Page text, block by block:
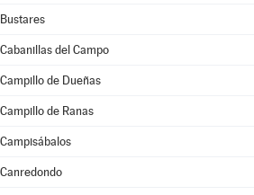
Bustares
Cabanillas del Campo
Campillo de Dueñas
Campillo de Ranas
Campisábalos
Canredondo